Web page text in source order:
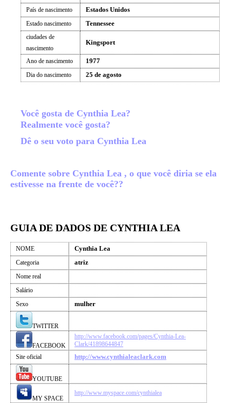
País de nascimento Estados Unidos
Estado nascimento Tennessee
ciudades de
nascimento
Kingsport
Ano de nascimento 1977
Dia do nascimento 25 de agosto
Você gosta de Cynthia Lea?
Realmente você gosta?
Dê o seu voto para Cynthia Lea
Comente sobre Cynthia Lea , o que você diria se ela
estivesse na frente de você??
GUIA DE DADOS DE CYNTHIA LEA
NOME Cynthia Lea
Categoria atriz
Nome real
Salário
Sexo
mulher
TWITTER
FACEBOOK
http://www.facebook.com/pages/Cynthia-Lea-
Clark/41898644847
Site oficial
http://www.cynthialeaclark.com
YOUTUBE
MY SPACE
http://www.myspace.com/cynthialea